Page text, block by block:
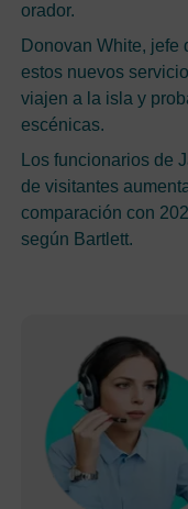
orador.
Donovan White, jefe
estos nuevos
viajen a la isla y
escénicas.
Los funcionarios de
de visitantes
comparación con
según Bartlett.